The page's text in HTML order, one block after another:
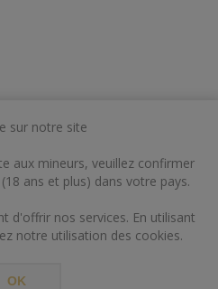
CONTACT US
sur notre site
aux mineurs, veuillez confirmer
ans et plus) dans votre pays.
d'offrir nos services. En utilisant
notre utilisation des cookies.
OK